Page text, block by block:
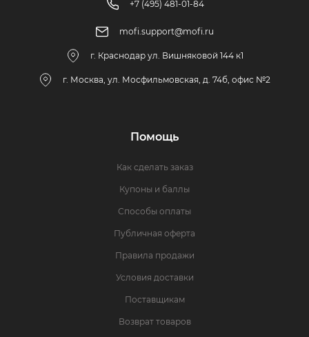
+7 (495) 481-01-84
mofi.support@mofi.ru
г. Краснодар ул. Вишняковой 144 к1
г. Москва, ул. Мосфильмовская, д. 74б, офис №2
Помощь
Как сделать заказ
Купоны и баллы
Способы оплаты
Публичная оферта
Правила продажи
Условия доставки
Поставщикам
Возврат товаров